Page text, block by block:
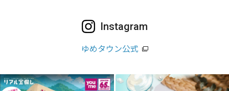
Instagram
ゆめタウン公式